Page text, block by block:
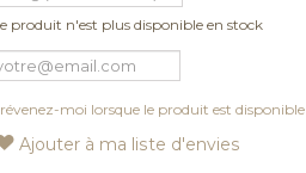
produit n'est plus disponible en stock
moi lorsque le produit est disponible
Ajouter à ma liste d'envies